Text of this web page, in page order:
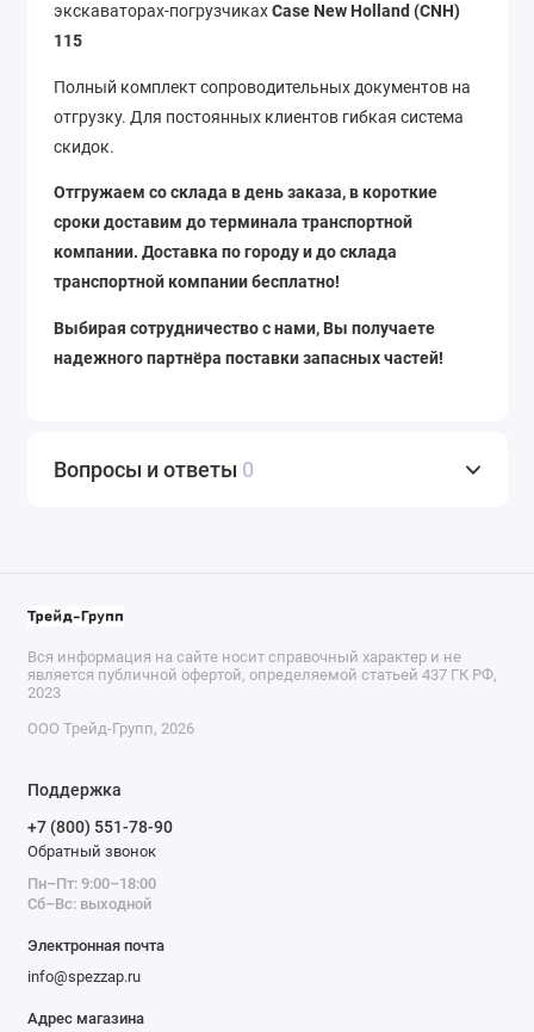
экскаваторах-погрузчикахCase New Holland (CNH)
115
Полный комплект сопроводительных документов на
отгрузку. Для постоянных клиентов гибкая система
скидок.
Отгружаем со склада в день заказа, в короткие
сроки доставим до терминала транспортной
компании. Доставка по городу и до склада
транспортной компании бесплатно!
Выбирая сотрудничество с нами, Вы получаете
надежного партнёра поставки запасных частей!
Вопросы и ответы 0
Вся информация на сайте носит справочный характер и не
является публичной офертой, определяемой статьей 437 ГК РФ,
2023
ООО Трейд-Групп, 2026
Поддержка
+7 (800) 551-78-90
Обратный звонок
Пн–Пт: 9:00–18:00
Сб–Вс: выходной
Электронная почта
info@spezzap.ru
Адрес магазина